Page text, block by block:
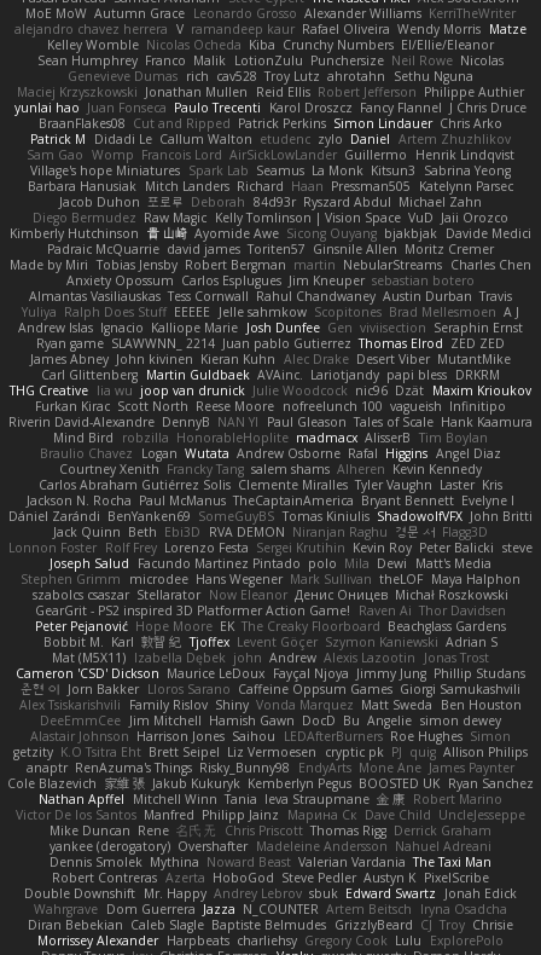
MoE MoW Autumn Grace Leonardo Grosso Alexander Williams KerriTheWriter
alejandro chavez herrera V ramandeep kaur Rafael Oliveira Wendy Morris Matze
Kelley Womble Nicolas Ocheda Kiba Crunchy Numbers El/Ellie/Eleanor
Sean Humphrey Franco Malik LotionZulu Punchersize Neil Rowe Nicolas
Genevieve Dumas rich cav528 Troy Lutz ahrotahn
Sethu Nguna
Maciej Krzyszkowski Jonathan Mullen Reid Ellis Robert Jefferson Philippe Authier
yunlai hao Juan Fonseca Paulo Trecenti Karol Droszcz Fancy Flannel J Chris Druce
BraanFlakes08 Cut and Ripped Patrick Perkins Simon Lindauer Chris Arko
Patrick M
Didadi Le Callum Walton etudenc zylo Daniel Artem Zhuzhlikov
Sam Gao Womp Francois Lord AirSickLowLander Guillermo
Henrik Lindqvist
Village's hope Miniatures Spark Lab Seamus La Monk Kitsun3
Sabrina Yeong
Barbara Hanusiak Mitch Landers Richard Haan Pressman505
Katelynn Parsec
Jacob Duhon 포로루 Deborah 84d93r Ryszard Abdul Michael Zahn
Diego Bermudez Raw Magic Kelly Tomlinson | Vision Space VuD Jaii Orozco
Kimberly Hutchinson 貴 山崎 Ayomide Awe Sicong Ouyang bjakbjak Davide Medici
Padraic McQuarrie david james Toriten57 Ginsnile Allen Moritz Cremer
Made by Miri Tobias Jensby Robert Bergman martin NebularStreams Charles Chen
Anxiety Opossum Carlos Esplugues Jim Kneuper sebastian botero
Almantas Vasiliauskas Tess Cornwall Rahul Chandwaney Austin Durban Travis
Yuliya Ralph Does Stuff EEEEE Jelle sahmkow Scopitones Brad Mellesmoen A J
Andrew Islas Ignacio Kalliope Marie Josh Dunfee Gen viviisection Seraphin Ernst
Ryan game SLAWWNN_ 2214 Juan pablo Gutierrez Thomas Elrod ZED ZED
James Abney John kivinen Kieran Kuhn Alec Drake Desert Viber MutantMike
Carl Glittenberg Martin Guldbaek AVAinc. Lariotjandy papi bless DRKRM
THG Creative lia wu joop van drunick Julie Woodcock nic96 Dzät Maxim Krioukov
Furkan Kirac Scott North Reese Moore nofreelunch 100 vagueish Infinitipo
Riverin David-Alexandre DennyB NAN YI Paul Gleason Tales of Scale Hank Kaamura
Mind Bird
robzilla HonorableHoplite madmacx AlisserB Tim Boylan
Braulio Chavez
Logan Wutata Andrew Osborne Rafal Higgins Angel Diaz
Courtney Xenith Francky Tang salem shams Alheren Kevin Kennedy
Carlos Abraham Gutiérrez Solis Clemente Miralles Tyler Vaughn Laster Kris
Jackson N. Rocha Paul McManus TheCaptainAmerica Bryant Bennett Evelyne I
Dániel Zarándi BenYanken69 SomeGuyBS Tomas Kiniulis ShadowolfVFX John Britti
Jack Quinn Beth Ebi3D RVA DEMON Niranjan Raghu 경문 서 Flagg3D
Lonnon Foster Rolf Frey Lorenzo Festa Sergei Krutihin Kevin Roy Peter Balicki steve
Joseph Salud
Facundo Martinez Pintado polo Mila Dewi
Matt's Media
Stephen Grimm
microdee Hans Wegener Mark Sullivan theLOF Maya Halphon
szabolcs csaszar Stellarator Now Eleanor Денис Оницев Michał Roszkowski
GearGrit - PS2 inspired 3D Platformer Action Game!
Raven Ai Thor Davidsen
Peter Pejanović Hope Moore EK The Creaky Floorboard Beachglass Gardens
Bobbit M. Karl 敦智 紀 Tjoffex Levent Göçer Szymon Kaniewski Adrian S
Mat (M5X11) Izabella Dębek john Andrew Alexis Lazootin
Jonas Trost
Cameron 'CSD' Dickson Maurice LeDoux Fayçal Njoya Jimmy Jung Phillip Studans
준현 이 Jorn Bakker Lloros Sarano Caffeine Oppsum Games Giorgi Samukashvili
Alex Tsiskarishvili
Family Rislov Shiny Vonda Marquez Matt Sweda
Ben Houston
DeeEmmCee Jim Mitchell Hamish Gawn DocD Bu Angelie simon dewey
Alastair Johnson Harrison Jones Saihou LEDAfterBurners Roe Hughes Simon
getzity K.O Tsitra Eht Brett Seipel Liz Vermoesen cryptic pk PJ quig Allison Philips
anaptr RenAzuma's Things Risky_Bunny98 EndyArts Mone Ane James Paynter
Cole Blazevich 家維 張 Jakub Kukuryk Kemberlyn Pegus BOOSTED UK Ryan Sanchez
Nathan Apffel
Mitchell Winn Tania Ieva Straupmane 金 康 Robert Marino
Victor De los Santos Manfred Philipp Jainz Марина Ск Dave Child UncleJesseppe
Mike Duncan Rene 名氏 无 Chris Priscott Thomas Rigg Derrick Graham
yankee (derogatory) Overshafter Madeleine Andersson Nahuel Adreani
Dennis Smolek Mythina Noward Beast Valerian Vardania The Taxi Man
Robert Contreras Azerta HoboGod Steve Pedler Austyn K PixelScribe
Double Downshift Mr. Happy Andrey Lebrov sbuk Edward Swartz
Jonah Edick
Wahrgrave Dom Guerrera Jazza N_COUNTER Artem Beitsch
Iryna Osadcha
Diran Bebekian Caleb Slagle Baptiste Belmudes GrizzlyBeard CJ Troy Chrisie
Morrissey Alexander Harpbeats charliehsy Gregory Cook Lulu
ExplorePolo